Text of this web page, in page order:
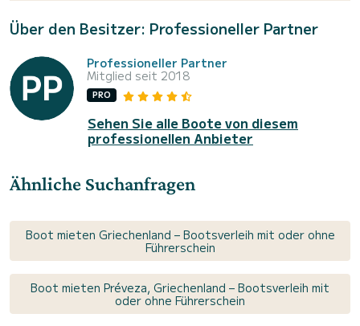
Über den Besitzer: Professioneller Partner
Professioneller Partner
Mitglied seit 2018
PRO
Sehen Sie alle Boote von diesem
professionellen Anbieter
Ähnliche Suchanfragen
Boot mieten Griechenland – Bootsverleih mit oder ohne
Führerschein
Boot mieten Préveza, Griechenland – Bootsverleih mit
oder ohne Führerschein